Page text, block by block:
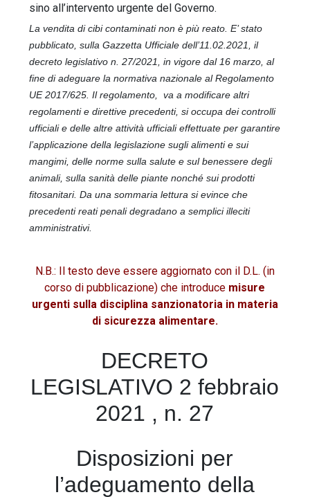
sino all’intervento urgente del Governo.
La vendita di cibi contaminati non è più reato. E’ stato
pubblicato, sulla Gazzetta Ufficiale dell’11.02.2021, il
decreto legislativo n. 27/2021, in vigore dal 16 marzo, al
fine di adeguare la normativa nazionale al Regolamento
UE 2017/625. Il regolamento, va a modificare altri
regolamenti e direttive precedenti, si occupa dei controlli
ufficiali e delle altre attività ufficiali effettuate per garantire
l’applicazione della legislazione sugli alimenti e sui
mangimi, delle norme sulla salute e sul benessere degli
animali, sulla sanità delle piante nonché sui prodotti
fitosanitari. Da una sommaria lettura si evince che
precedenti reati penali degradano a semplici illeciti
amministrativi.
N.B.: Il testo deve essere aggiornato con il D.L. (in
corso di pubblicazione) che introduce misure
urgenti sulla disciplina sanzionatoria in materia
di sicurezza alimentare.
DECRETO
LEGISLATIVO 2 febbraio
2021 , n. 27
Disposizioni per
l’adeguamento della